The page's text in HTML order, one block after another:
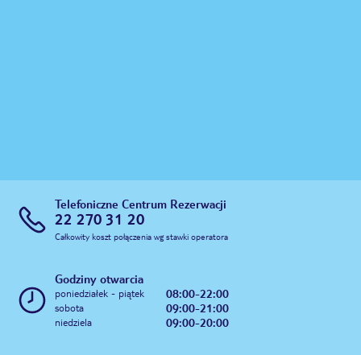
Telefoniczne Centrum Rezerwacji
22 270 31 20
Całkowity koszt połączenia wg stawki operatora
Godziny otwarcia
poniedziałek - piątek 08:00-22:00
sobota 09:00-21:00
niedziela 09:00-20:00